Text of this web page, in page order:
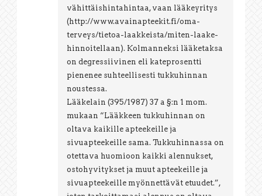
vähittäishintahintaa, vaan lääkeyritys
(http://www.avainapteekit.fi/oma-
terveys/tietoa-laakkeista/miten-laake-
hinnoitellaan). Kolmanneksi lääketaksa
on degressiivinen eli kateprosentti
pienenee suhteellisesti tukkuhinnan
noustessa.
Lääkelain (395/1987) 37 a §:n 1 mom.
mukaan “Lääkkeen tukkuhinnan on
oltava kaikille apteekeille ja
sivuapteekeille sama. Tukkuhinnassa on
otettava huomioon kaikki alennukset,
ostohyvitykset ja muut apteekeille ja
sivuapteekeille myönnettävät etuudet.”,